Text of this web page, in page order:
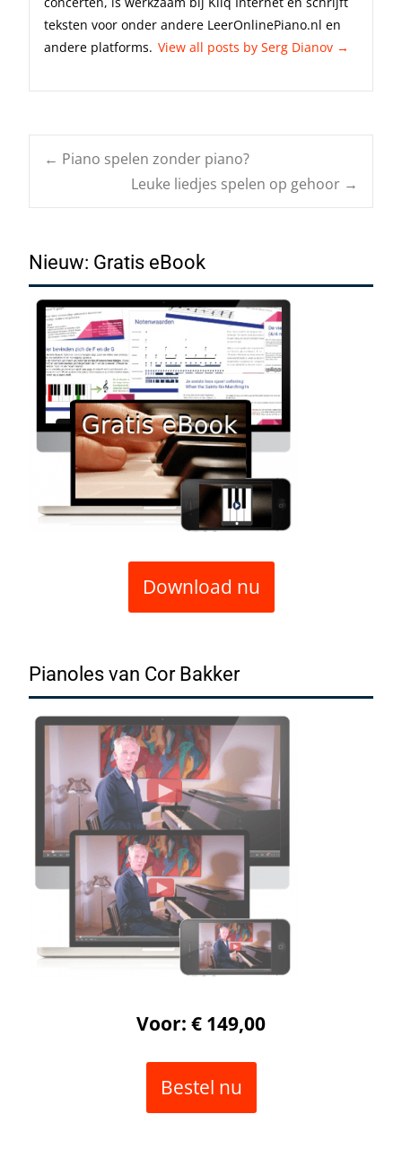
teksten voor onder andere LeerOnlinePiano.nl en
andere platforms. View all posts by Serg Dianov →
Post
← Piano spelen zonder piano?
Leuke liedjes spelen op gehoor →
Nieuw: Gratis eBook
Download nu
Pianoles van Cor Bakker
Voor: € 149,00
Bestel nu